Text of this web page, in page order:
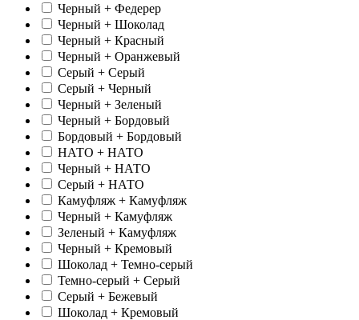
Черный + Федерер
Черный + Шоколад
Черный + Красный
Черный + Оранжевый
Серый + Серый
Серый + Черный
Черный + Зеленый
Черный + Бордовый
Бордовый + Бордовый
НАТО + НАТО
Черный + НАТО
Серый + НАТО
Камуфляж + Камуфляж
Черный + Камуфляж
Зеленый + Камуфляж
Черный + Кремовый
Шоколад + Темно-серый
Темно-серый + Серый
Серый + Бежевый
Шоколад + Кремовый